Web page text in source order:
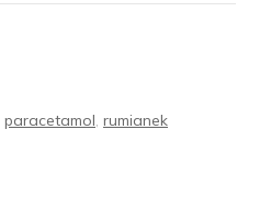
paracetamol, rumianek